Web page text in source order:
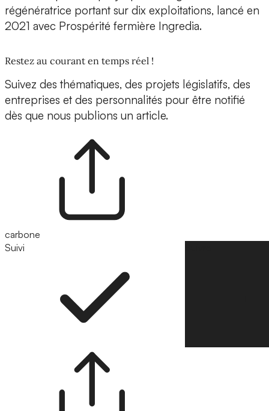
régénératrice portant sur dix exploitations, lancé en
2021 avec Prospérité fermière Ingredia.
Restez au courant en temps réel !
Suivez des thématiques, des projets législatifs, des
entreprises et des personnalités pour être notifié
dès que nous publions un article.
carbone
Suivi